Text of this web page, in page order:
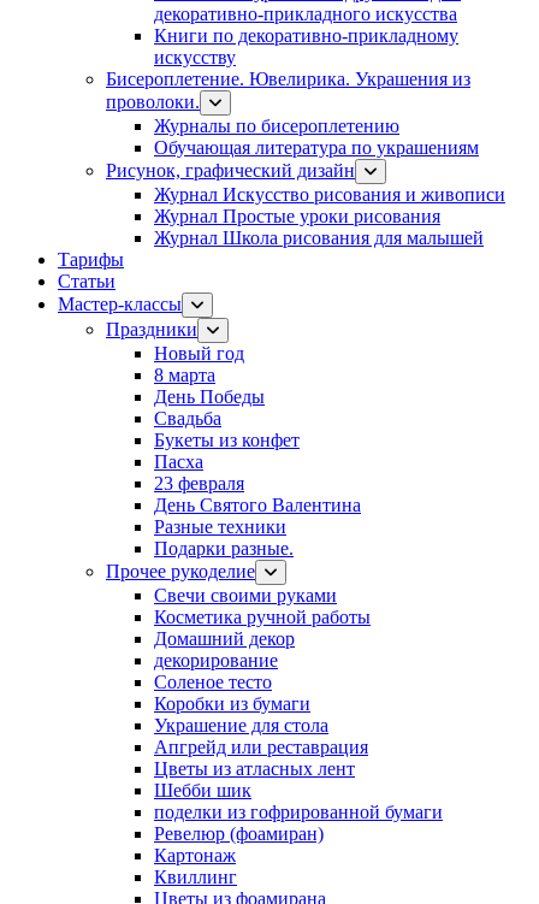
декоративно-прикладного искусства
Книги по декоративно-прикладному
искусству
Бисероплетение. Ювелирика. Украшения из
проволоки.
Журналы по бисероплетению
Обучающая литература по украшениям
Рисунок, графический дизайн
Журнал Искусство рисования и живописи
Журнал Простые уроки рисования
Журнал Школа рисования для малышей
Тарифы
Статьи
Мастер-классы
Праздники
Новый год
8 марта
День Победы
Свадьба
Букеты из конфет
Пасха
23 февраля
День Святого Валентина
Разные техники
Подарки разные.
Прочее рукоделие
Свечи своими руками
Косметика ручной работы
Домашний декор
декорирование
Соленое тесто
Коробки из бумаги
Украшение для стола
Апгрейд или реставрация
Цветы из атласных лент
Шебби шик
поделки из гофрированной бумаги
Ревелюр (фоамиран)
Картонаж
Квиллинг
Цветы из фоамирана